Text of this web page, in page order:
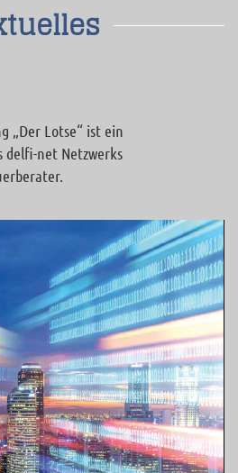
„Der Lotse“ ist ein
delfi-net Netzwerks